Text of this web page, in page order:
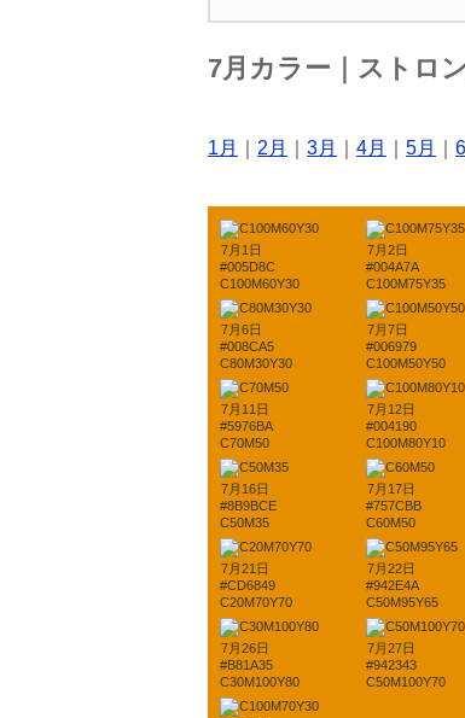
7月カラー｜ストロ
1月 2月 3月 4月 5月
7月1日
#005D8C
C100M60Y30
7月2日
#004A7A
C100M75Y35
7月6日
#008CA5
C80M30Y30
7月7日
#006979
C100M50Y50
7月11日
#5976BA
C70M50
7月12日
#004190
C100M80Y10
7月16日
#8B9BCE
C50M35
7月17日
#757CBB
C60M50
7月21日
#CD6849
C20M70Y70
7月22日
#942E4A
C50M95Y65
7月26日
#B81A35
C30M100Y80
7月27日
#942343
C50M100Y70